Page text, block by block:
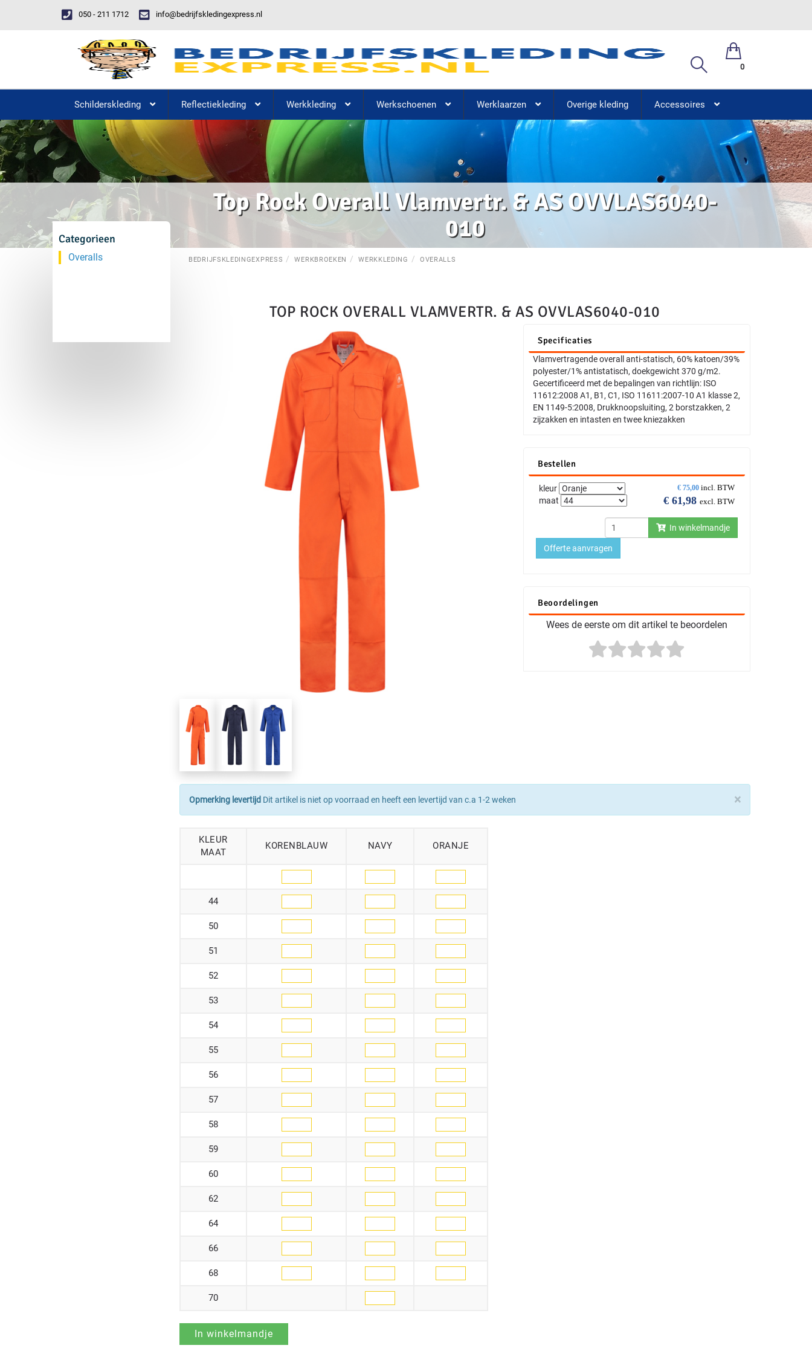
050 - 211 1712 info@bedrijfskledingexpress.nl
0
Schilderskleding Reflectiekleding Werkkleding Werkschoenen Werklaarzen Overige kleding Accessoires
Top Rock Overall Vlamvertr. & AS OVVLAS6040-
010
BEDRIJFSKLEDINGEXPRESS WERKBROEKEN WERKKLEDING OVERALLS
TOP ROCK OVERALL VLAMVERTR. & AS OVVLAS6040-010
Specificaties
Vlamvertragende overall anti-statisch, 60% katoen/39%
polyester/1% antistatisch, doekgewicht 370 g/m2.
Gecertificeerd met de bepalingen van richtlijn: ISO
11612:2008 A1, B1, C1, ISO 11611:2007-10 A1 klasse 2,
EN 1149-5:2008, Drukknoopsluiting, 2 borstzakken, 2
zijzakken en intasten en twee kniezakken
Bestellen
€ 75,00 incl. BTW
€ 61,98 excl. BTW
kleur
maat
In winkelmandje
Offerte aanvragen
Beoordelingen
Wees de eerste om dit artikel te beoordelen
×
Opmerking levertijd Dit artikel is niet op voorraad en heeft een levertijd van c.a 1-2 weken
KLEUR
MAAT
KORENBLAUW NAVY ORANJE
44
50
51
52
53
54
55
56
57
58
59
60
62
64
66
68
70
Categorieen
Overalls